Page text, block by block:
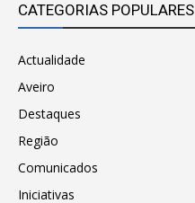
CATEGORIAS POPULARES
Actualidade
Aveiro
Destaques
Região
Comunicados
Iniciativas